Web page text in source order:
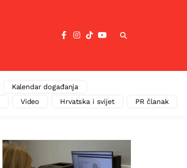
Kalendar događanja
Video Hrvatska i svijet PR članak